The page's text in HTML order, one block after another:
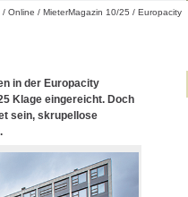
/ Online / MieterMagazin 10/25 / Europacity
in der Europacity
Klage eingereicht. Doch
sein, skrupellose